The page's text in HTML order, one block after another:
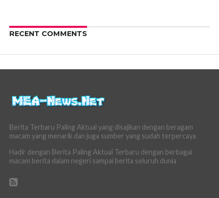
RECENT COMMENTS
Berita Terbaru Paling Aktual yang disajikan dengan beragam
macam yang menarik dan juga sumber yang sudah terpercaya
Hadir dengan Berita Paling Aktual Terbaru dengan berbagai
macam berita dalam negeri sampai berita seluruh dunia